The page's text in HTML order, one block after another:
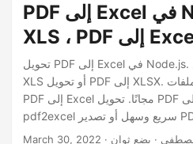
PDF إلى Excel في Node.js. PDF إلى
تحويل PDF إلى Excel في Node.js. تحويل PDF بسيط وسهل إلى
XLS أو تحويل PDF إلى XLSX. احفظ ملفات PDF بصيغة Excel أو
PDF إلى Excel مجانًا. تحويل PDF إلى Excel عبر الإنترنت. تحويل
March 30, 2022 · بضع ثوان